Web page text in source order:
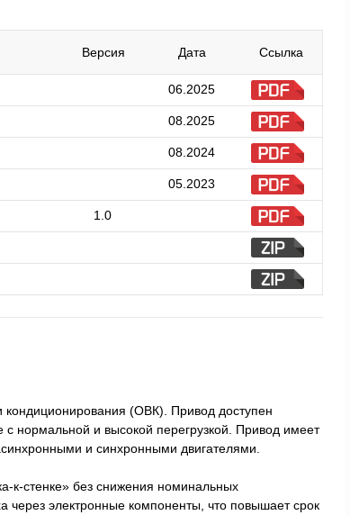
Версия Дата Ссылка
06.2025
08.2025
08.2024
05.2023
1.0
кондиционирования (ОВК). Привод доступен
нормальной и высокой перегрузкой. Привод имеет
и синхронными двигателями.
к-стенке» без снижения номинальных
через электронные компоненты, что повышает срок